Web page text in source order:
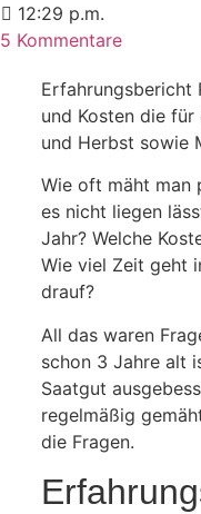
12:29 p.m.
5 Kommentare
Erfahrungsbericht
und Kosten die für
und Herbst sowie
Wie oft mäht man
es nicht liegen
Jahr? Welche
Wie viel Zeit geht
drauf?
All das waren
schon 3 Jahre alt
Saatgut
regelmäßig
die Fragen.